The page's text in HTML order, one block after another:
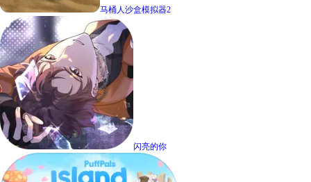
马桶人沙盒模拟器2
闪亮的你